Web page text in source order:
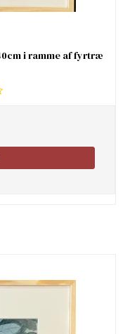
i ramme af fyrtræ